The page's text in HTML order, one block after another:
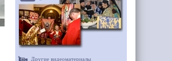
Другие видеоматериалы